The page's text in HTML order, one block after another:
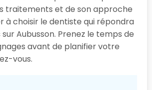
traitements et de son approche
à choisir le dentiste qui répondra
Aubusson. Prenez le temps de
avant de planifier votre
vous.